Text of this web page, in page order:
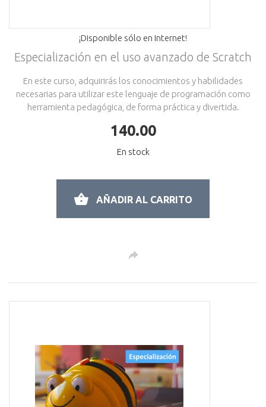
¡Disponible sólo en Internet!
Especialización en el uso avanzado de Scratch
En este curso, adquirirás los conocimientos y habilidades
necesarias para utilizar este lenguaje de programación como
herramienta pedagógica, de forma práctica y divertida.
140.00
En stock
AÑADIR AL CARRITO